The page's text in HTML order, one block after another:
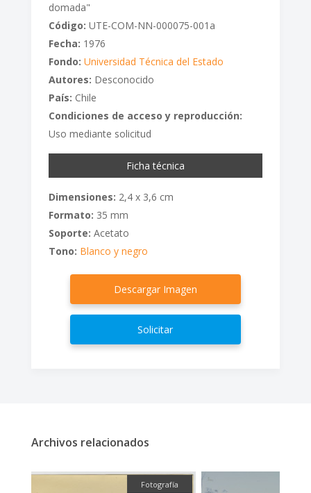
domada"
Código: UTE-COM-NN-000075-001a
Fecha: 1976
Fondo: Universidad Técnica del Estado
Autores: Desconocido
País: Chile
Condiciones de acceso y reproducción:
Uso mediante solicitud
Ficha técnica
Dimensiones: 2,4 x 3,6 cm
Formato: 35 mm
Soporte: Acetato
Tono: Blanco y negro
Descargar Imagen
Solicitar
Archivos relacionados
Fotografía